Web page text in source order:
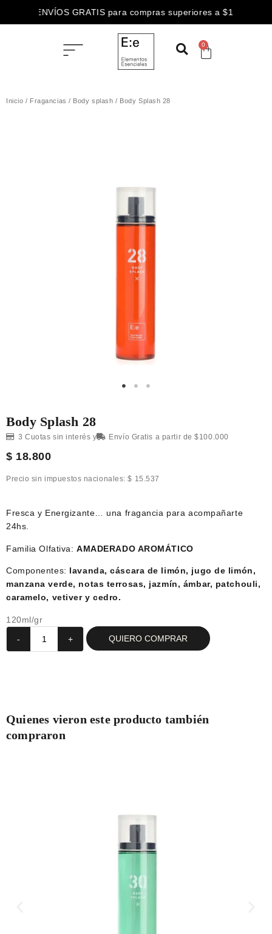
ENVÍOS GRATIS para compras superiores a $100.000
0
Inicio / Fragancias / Body splash / Body Splash 28
Body Splash 28
3 Cuotas sin interés y Envío Gratis a partir de $100.000
$ 18.800
Precio sin impuestos nacionales:$ 15.537
Fresca y Energizante… una fragancia para acompañarte
24hs.
Familia Olfativa: AMADERADO AROMÁTICO
Componentes: lavanda, cáscara de limón, jugo de limón,
manzana verde, notas terrosas, jazmín, ámbar, patchouli,
caramelo, vetiver y cedro.
120ml/gr
-
+ QUIERO COMPRAR
Quienes vieron este producto también
compraron